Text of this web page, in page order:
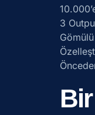
3
Bir